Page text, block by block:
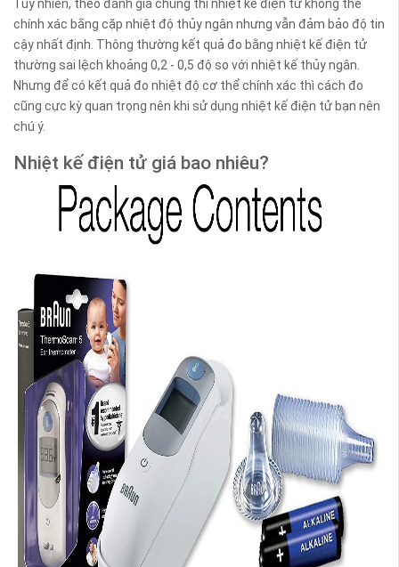
Tuy nhiên, theo đánh giá chung thì nhiệt kế điện tử không thể
chính xác bằng cặp nhiệt độ thủy ngân nhưng vẫn đảm bảo độ tin
cậy nhất định. Thông thường kết quả đo bằng nhiệt kế điện tử
thường sai lệch khoảng 0,2 - 0,5 độ so với nhiệt kế thủy ngân.
Nhưng để có kết quả đo nhiệt độ cơ thể chính xác thì cách đo
cũng cực kỳ quan trọng nên khi sử dụng nhiệt kế điện tử bạn nên
chú ý.
Nhiệt kế điện tử giá bao nhiêu?